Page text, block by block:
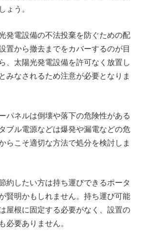
ょう。
発電設備の不法投棄を防ぐための配
置から撤去までをカバーするのが目
、太陽光発電設備を許可なく放置し
みなされるため注意が必要となりま
パネルは倒壊や落下の危険性がある
ブル電源などは爆発や漏電などの危
らこそ適切な方法で処分を検討しま
約したい方は持ち運びできるポータ
賢明かもしれません。持ち運び可能
屋根に固定する必要がなく、設置の
必要ありません。